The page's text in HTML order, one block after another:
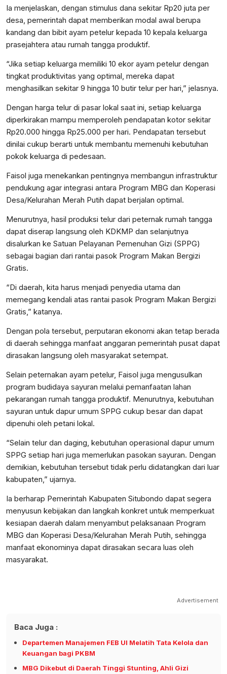
Ia menjelaskan, dengan stimulus dana sekitar Rp20 juta per
desa, pemerintah dapat memberikan modal awal berupa
kandang dan bibit ayam petelur kepada 10 kepala keluarga
prasejahtera atau rumah tangga produktif.
“Jika setiap keluarga memiliki 10 ekor ayam petelur dengan
tingkat produktivitas yang optimal, mereka dapat
menghasilkan sekitar 9 hingga 10 butir telur per hari,” jelasnya.
Dengan harga telur di pasar lokal saat ini, setiap keluarga
diperkirakan mampu memperoleh pendapatan kotor sekitar
Rp20.000 hingga Rp25.000 per hari. Pendapatan tersebut
dinilai cukup berarti untuk membantu memenuhi kebutuhan
pokok keluarga di pedesaan.
Faisol juga menekankan pentingnya membangun infrastruktur
pendukung agar integrasi antara Program MBG dan Koperasi
Desa/Kelurahan Merah Putih dapat berjalan optimal.
Menurutnya, hasil produksi telur dari peternak rumah tangga
dapat diserap langsung oleh KDKMP dan selanjutnya
disalurkan ke Satuan Pelayanan Pemenuhan Gizi (SPPG)
sebagai bagian dari rantai pasok Program Makan Bergizi
Gratis.
“Di daerah, kita harus menjadi penyedia utama dan
memegang kendali atas rantai pasok Program Makan Bergizi
Gratis,” katanya.
Dengan pola tersebut, perputaran ekonomi akan tetap berada
di daerah sehingga manfaat anggaran pemerintah pusat dapat
dirasakan langsung oleh masyarakat setempat.
Selain peternakan ayam petelur, Faisol juga mengusulkan
program budidaya sayuran melalui pemanfaatan lahan
pekarangan rumah tangga produktif. Menurutnya, kebutuhan
sayuran untuk dapur umum SPPG cukup besar dan dapat
dipenuhi oleh petani lokal.
“Selain telur dan daging, kebutuhan operasional dapur umum
SPPG setiap hari juga memerlukan pasokan sayuran. Dengan
demikian, kebutuhan tersebut tidak perlu didatangkan dari luar
kabupaten,” ujarnya.
Ia berharap Pemerintah Kabupaten Situbondo dapat segera
menyusun kebijakan dan langkah konkret untuk memperkuat
kesiapan daerah dalam menyambut pelaksanaan Program
MBG dan Koperasi Desa/Kelurahan Merah Putih, sehingga
manfaat ekonominya dapat dirasakan secara luas oleh
masyarakat.
Advertisement
Baca Juga :
Departemen Manajemen FEB UI Melatih Tata Kelola dan
Keuangan bagi PKBM
MBG Dikebut di Daerah Tinggi Stunting, Ahli Gizi